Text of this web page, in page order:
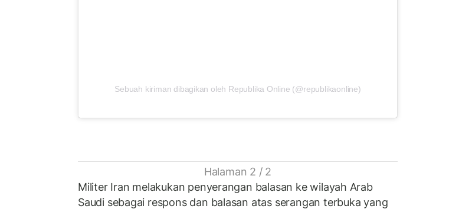
Sebuah kiriman dibagikan oleh Republika Online (@republikaonline)
Halaman 2 / 2
Militer Iran melakukan penyerangan balasan ke wilayah Arab
Saudi sebagai respons dan balasan atas serangan terbuka yang